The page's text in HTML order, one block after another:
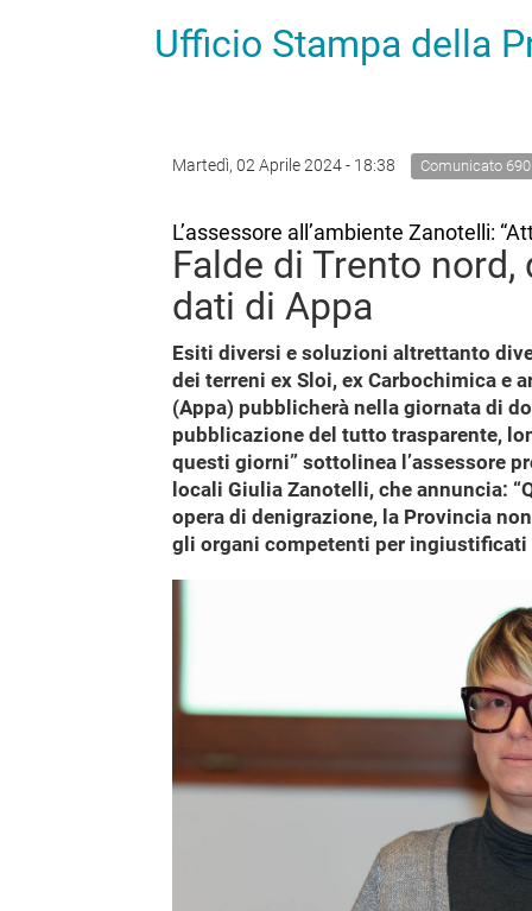
Ufficio Stampa della
Martedì, 02 Aprile 2024 - 18:38 Comunicato 690
L’assessore all’ambiente Zanotelli:
Falde di Trento
dati di Appa
Esiti diversi e soluzioni altrettanto
dei terreni ex Sloi, ex Carbochimica e
(Appa) pubblicherà nella giornata di
pubblicazione del tutto trasparente,
questi giorni” sottolinea l’assessore
locali Giulia Zanotelli, che annuncia:
opera di denigrazione, la Provincia
gli organi competenti per